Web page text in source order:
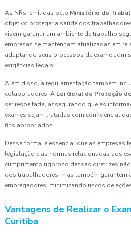
As NRs, emitidas pelo Ministério do
objetivo proteger a saúde dos
visem garantir um ambiente de trabalho
empresas se mantenham atualizadas em
adaptando seus processos de exame
exigências legais.
Além disso, a regulamentação também
colaboradores. A Lei Geral de Proteção
ser respeitada, assegurando que as
exames sejam tratadas com
fins apropriados.
Dessa forma, é essencial que as empresas
legislação e as normas relacionadas aos
cumprimento rigoroso dessas diretrizes
dos trabalhadores, mas também garantem
empregadores, minimizando riscos de
Vantagens de Realizar o
Curitiba